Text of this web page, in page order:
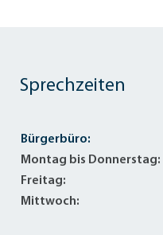
Sprechzeiten
Bürgerbüro:
Montag bis Donnerstag:
Freitag:
Mittwoch: